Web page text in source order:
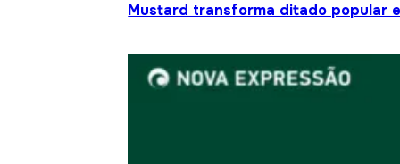
Mustard transforma ditado popular